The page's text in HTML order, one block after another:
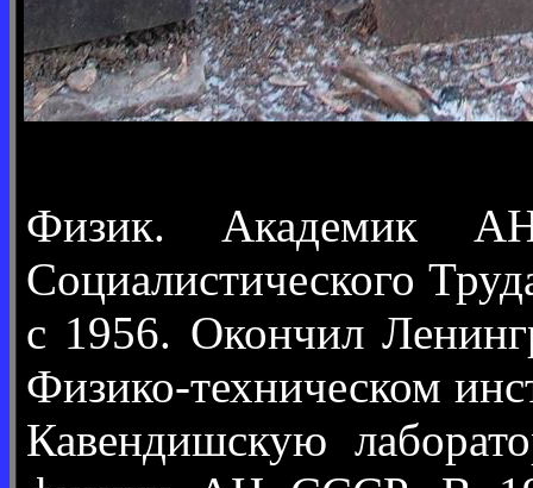
Физик. Академик
Социалистического
с 1956. Окончил
Физико-техническом
Кавендишскую